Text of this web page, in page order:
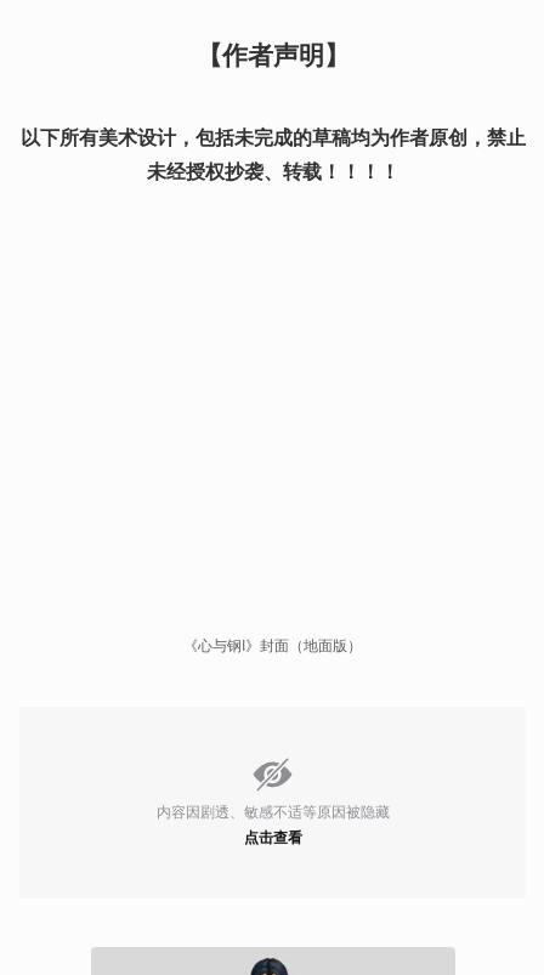
【作者声明】
以下所有美术设计，包括未完成的草稿均为作者原创，禁止
未经授权抄袭、转载！！！！
《心与钢I》封面（地面版）
内容因剧透、敏感不适等原因被隐藏
点击查看